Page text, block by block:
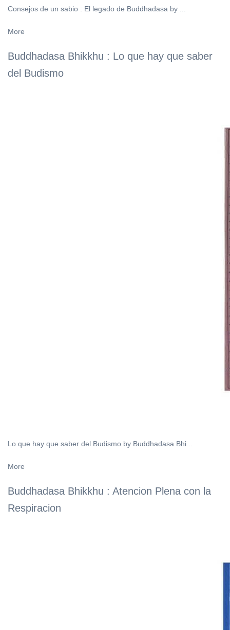
Consejos de un sabio : El legado de Buddhadasa by ...
More
Buddhadasa Bhikkhu : Lo que hay que saber
del Budismo
Lo que hay que saber del Budismo by Buddhadasa Bhi...
More
Buddhadasa Bhikkhu : Atencion Plena con la
Respiracion